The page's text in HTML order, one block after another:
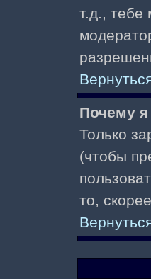
т.д., тебе
Почему я
Только
(чтобы
то,